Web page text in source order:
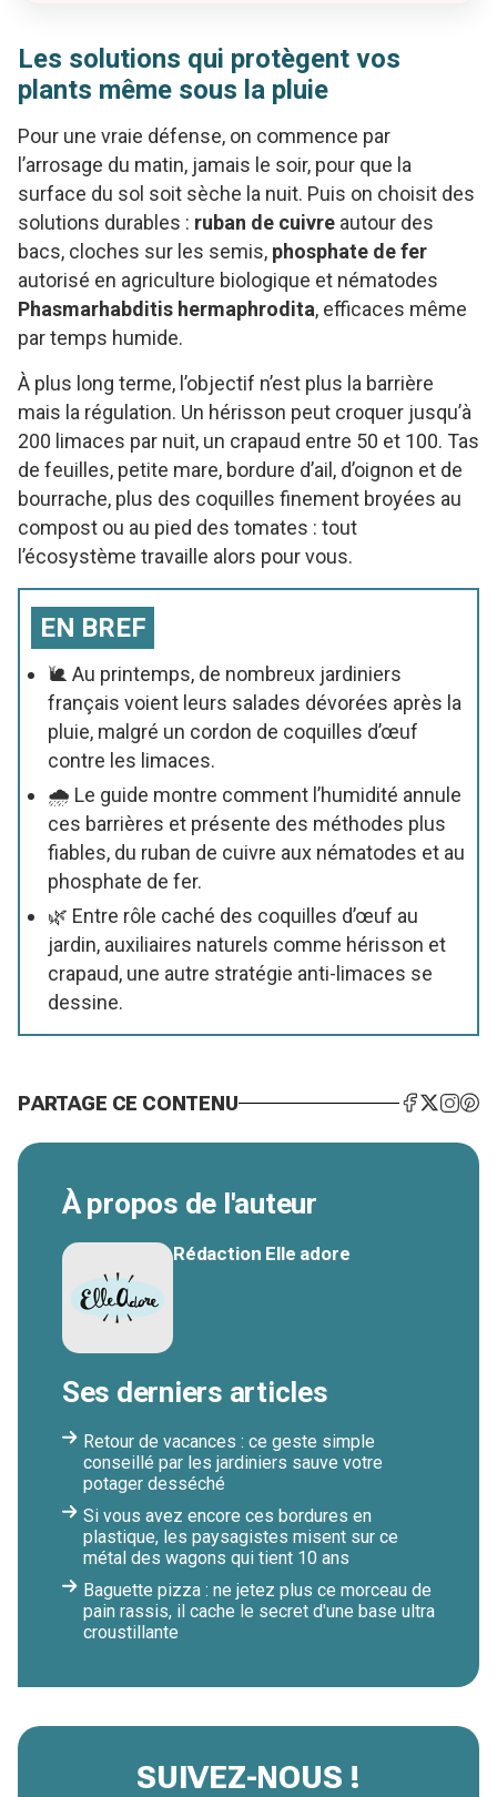
Les solutions qui protègent vos
plants même sous la pluie
Pour une vraie défense, on commence par
l’arrosage du matin, jamais le soir, pour que la
surface du sol soit sèche la nuit. Puis on choisit des
solutions durables : ruban de cuivre autour des
bacs, cloches sur les semis, phosphate de fer
autorisé en agriculture biologique et nématodes
Phasmarhabditis hermaphrodita, efficaces même
par temps humide.
À plus long terme, l’objectif n’est plus la barrière
mais la régulation. Un hérisson peut croquer jusqu’à
200 limaces par nuit, un crapaud entre 50 et 100. Tas
de feuilles, petite mare, bordure d’ail, d’oignon et de
bourrache, plus des coquilles finement broyées au
compost ou au pied des tomates : tout
l’écosystème travaille alors pour vous.
EN BREF
🐌 Au printemps, de nombreux jardiniers
français voient leurs salades dévorées après la
pluie, malgré un cordon de coquilles d’œuf
contre les limaces.
🌧️ Le guide montre comment l’humidité annule
ces barrières et présente des méthodes plus
fiables, du ruban de cuivre aux nématodes et au
phosphate de fer.
🌿 Entre rôle caché des coquilles d’œuf au
jardin, auxiliaires naturels comme hérisson et
crapaud, une autre stratégie anti-limaces se
dessine.
PARTAGE CE CONTENU
À propos de l'auteur
Rédaction Elle adore
Ses derniers articles
Retour de vacances : ce geste simple
conseillé par les jardiniers sauve votre
potager desséché
Si vous avez encore ces bordures en
plastique, les paysagistes misent sur ce
métal des wagons qui tient 10 ans
Baguette pizza : ne jetez plus ce morceau de
pain rassis, il cache le secret d'une base ultra
croustillante
SUIVEZ-NOUS !